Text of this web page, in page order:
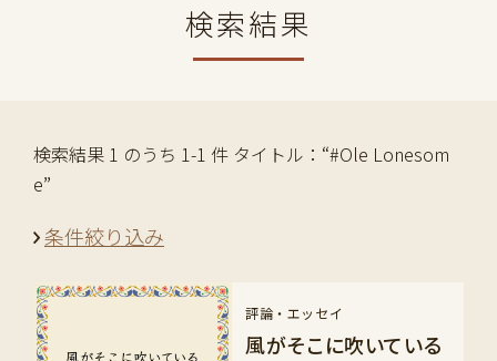
検索結果
検索結果 1 のうち 1-1 件 タイトル：“#Ole Lonesom
e”
条件絞り込み
評論・エッセイ
風がそこに吹いている